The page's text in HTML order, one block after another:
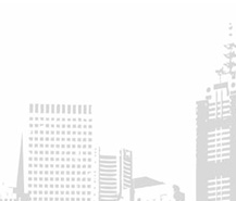
依顿电子(603328)8月6日公告，拟
东九洲集团在内的不超过35名特定
募资不超过20亿元，用于高端印制
目及补充流动资金。其中，九洲集
购此次发行股份金额不低于5亿元
亿元（含）。